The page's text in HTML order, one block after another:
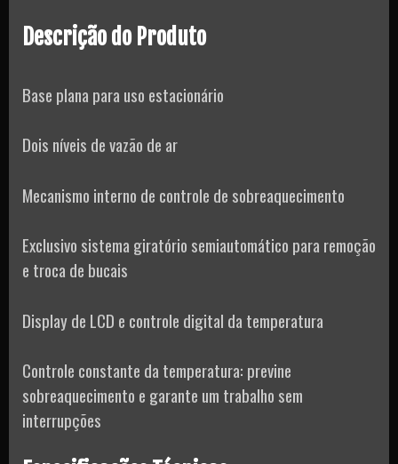
Descrição do Produto
Base plana para uso estacionário
Dois níveis de vazão de ar
Mecanismo interno de controle de sobreaquecimento
Exclusivo sistema giratório semiautomático para remoção
e troca de bucais
Display de LCD e controle digital da temperatura
Controle constante da temperatura: previne
sobreaquecimento e garante um trabalho sem
interrupções